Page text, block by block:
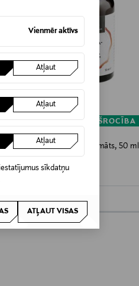
Vienmēr aktīvs
Atļaut
Atļaut
Atļaut
sīkdatņu
ATĻAUT VISAS
KUPONA PRIEKŠROCĪBA
OSMIA
Honey Herb-Blur aromāts, 50 ml
9,90 €